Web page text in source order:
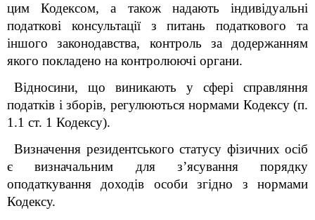
цим Кодексом, а також надають індивідуальні
податкові консультації з питань податкового та
іншого законодавства, контроль за додержанням
якого покладено на контролюючі органи.
Відносини, що виникають у сфері справляння
податків і зборів, регулюються нормами Кодексу (п.
1.1 ст. 1 Кодексу).
Визначення резидентського статусу фізичних осіб
є визначальним для з’ясування порядку
оподаткування доходів особи згідно з нормами
Кодексу.